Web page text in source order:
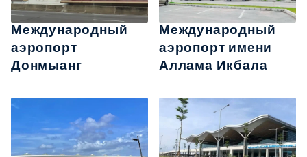
Международный
аэропорт
Донмыанг
Международный
аэропорт имени
Аллама Икбала